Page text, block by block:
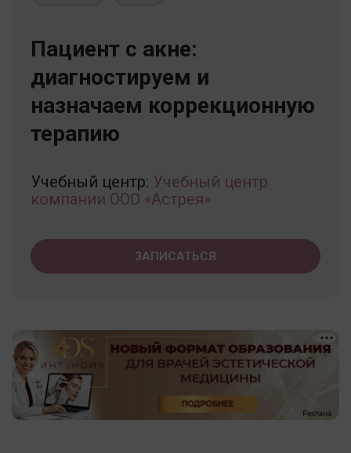
Пациент с акне:
диагностируем и
назначаем коррекционную
терапию
Учебный центр: Учебный центр
компании ООО «Астрея»
ЗАПИСАТЬСЯ